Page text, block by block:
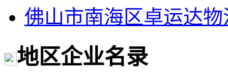
佛山市南海区卓运达物
地区企业名录